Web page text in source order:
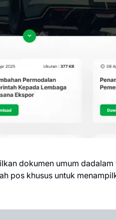
dokumen umum
pos khusus untuk